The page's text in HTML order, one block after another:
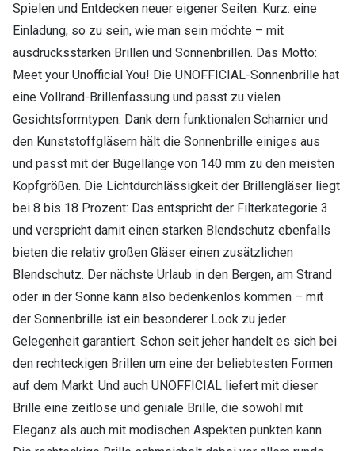
Brillenkettchen
Spielen und Entdecken neuer eigener Seiten. Kurz: eine
Einladung, so zu sein, wie man sein möchte – mit
ausdrucksstarken Brillen und Sonnenbrillen. Das Motto:
Meet your Unofficial You! Die UNOFFICIAL-Sonnenbrille hat
eine Vollrand-Brillenfassung und passt zu vielen
Gesichtsformtypen. Dank dem funktionalen Scharnier und
den Kunststoffgläsern hält die Sonnenbrille einiges aus
und passt mit der Bügellänge von 140 mm zu den meisten
Kopfgrößen. Die Lichtdurchlässigkeit der Brillengläser liegt
bei 8 bis 18 Prozent: Das entspricht der Filterkategorie 3
und verspricht damit einen starken Blendschutz ebenfalls
bieten die relativ großen Gläser einen zusätzlichen
Blendschutz. Der nächste Urlaub in den Bergen, am Strand
oder in der Sonne kann also bedenkenlos kommen – mit
der Sonnenbrille ist ein besonderer Look zu jeder
Gelegenheit garantiert. Schon seit jeher handelt es sich bei
den rechteckigen Brillen um eine der beliebtesten Formen
auf dem Markt. Und auch UNOFFICIAL liefert mit dieser
Brille eine zeitlose und geniale Brille, die sowohl mit
Eleganz als auch mit modischen Aspekten punkten kann.